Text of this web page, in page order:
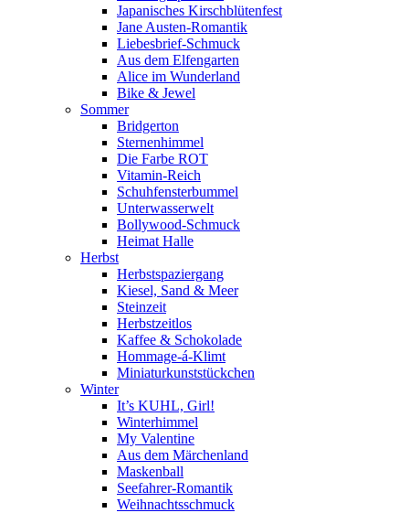
Japanisches Kirschblütenfest
Jane Austen-Romantik
Liebesbrief-Schmuck
Aus dem Elfengarten
Alice im Wunderland
Bike & Jewel
Sommer
Bridgerton
Sternenhimmel
Die Farbe ROT
Vitamin-Reich
Schuhfensterbummel
Unterwasserwelt
Bollywood-Schmuck
Heimat Halle
Herbst
Herbstspaziergang
Kiesel, Sand & Meer
Steinzeit
Herbstzeitlos
Kaffee & Schokolade
Hommage-á-Klimt
Miniaturkunststückchen
Winter
It’s KUHL, Girl!
Winterhimmel
My Valentine
Aus dem Märchenland
Maskenball
Seefahrer-Romantik
Weihnachtsschmuck